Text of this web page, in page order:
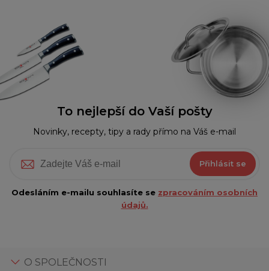
To nejlepší do Vaší pošty
Novinky, recepty, tipy a rady přímo na Váš e-mail
Přihlásit se
Odesláním e-mailu souhlasíte se zpracováním osobních
údajů.
O SPOLEČNOSTI